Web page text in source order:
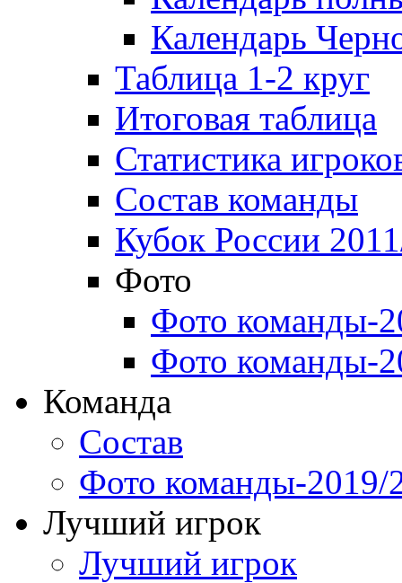
Календарь
Таблица 1-2 круг
Итоговая таблица
Статистика
Состав команды
Кубок России
Фото
Фото команды-
Фото команды-
Команда
Состав
Фото команды-2019/
Лучший игрок
Лучший игрок